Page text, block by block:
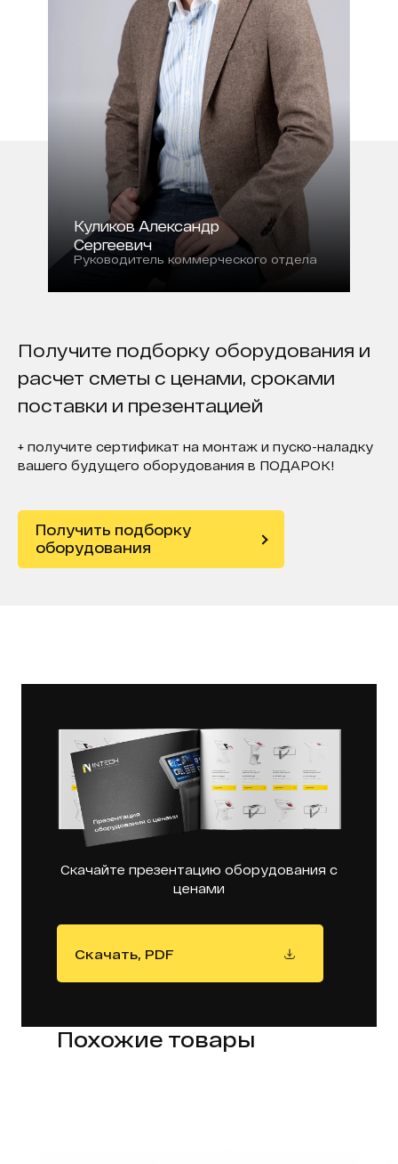
Куликов Александр
Сергеевич
Руководитель коммерческого отдела
Получите подборку оборудования и
расчет сметы с ценами, сроками
поставки и презентацией
+ получите сертификат на монтаж и пуско-наладку
вашего будущего оборудования в ПОДАРОК!
Получить подборку
оборудования
Скачайте презентацию оборудования с
ценами
Скачать, PDF
Похожие товары